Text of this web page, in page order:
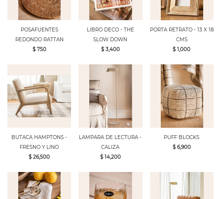
POSAFUENTES
REDONDO RATTAN
$ 750
LIBRO DECO - THE
SLOW DOWN
$ 3,400
PORTA RETRATO - 13 X 18
CMS
$ 1,000
BUTACA HAMPTONS -
FRESNO Y LINO
$ 26,500
LAMPARA DE LECTURA -
CALIZA
$ 14,200
PUFF BLOCKS
$ 6,900